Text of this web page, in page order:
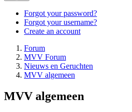
Forgot your password?
Forgot your username?
Create an account
Forum
MVV Forum
Nieuws en Geruchten
MVV algemeen
MVV algemeen